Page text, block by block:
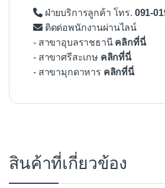
ฝ่ายบริการลูกค้า โทร. 091-
ติดต่อพนักงานผ่านไลน์
- สาขาอุบลราชธานี คลิกที่นี่
- สาขาศรีสะเกษ คลิกที่นี่
- สาขามุกดาหาร คลิกที่นี่
สินค้าที่เกี่ยวข้อง